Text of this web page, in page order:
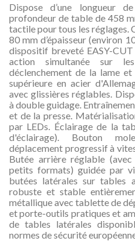
Dispose d’une longueur
profondeur de table de 458
tactile pour tous les réglages.
80 mm d’épaisseur (environ
dispositif breveté EASY-
action simultanée sur
déclenchement de la lame
supérieure en acier
avec glissières réglables.
à double guidage.
et de la presse.
par LEDs. Éclairage de la
d'éclairage). Bouton
déplacement progressif à
Butée arrière réglable
petits formats) guidée par
butées latérales sur tables
robuste et stable
métallique avec tablette de
et porte-outils pratiques et
de tables latérales
normes de sécurité